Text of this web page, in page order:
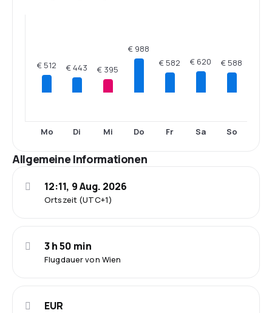
€ 512
Mo
€ 443
Di
€ 395
Mi
€ 988
Do
€ 582
Fr
€ 620
Sa
€ 588
So
Allgemeine Informationen
Ortszeit (UTC+1)
12:11, 9 Aug. 2026
Flugdauer von Wien
3 h 50 min
EUR